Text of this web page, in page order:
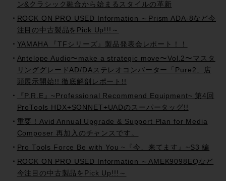
ン&クラシック融合から始まるスタイルの革新
ROCK ON PRO USED Information ～Prism ADA-8など今
注目の中古製品をPick Up!!!～
YAMAHA 『TFシリーズ』製品発表会レポート！！
Antelope Audio〜make a strategic move〜Vol.2〜マスタ
リンググレードAD/DAステレオコンバーター「Pure2」店
頭展示開始!! 徹底解剖レポート!!
『P.R.E』~Professional Recommend Equipment~ 第4回
ProTools HDX+SONNET+UADのスーパータッグ!!
重要！Avid Annual Upgrade & Support Plan for Media
Composer 再加入のチャンスです。
Pro Tools Force Be with You ~『今、来てます』~S3 編
ROCK ON PRO USED Information ～AMEK9098EQなど
今注目の中古製品をPick Up!!!～